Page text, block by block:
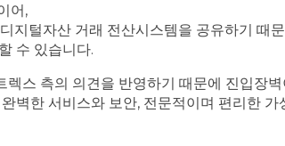
어,
털자산 거래 전산시스템을 공유하기 때
수 있습니다.
스 측의 의견을 반영하기 때문에 진입장
벽한 서비스와 보안, 전문적이며 편리한